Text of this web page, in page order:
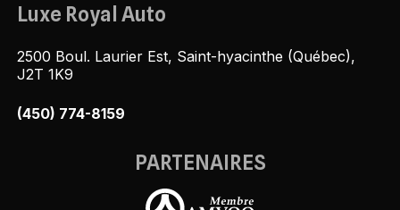
Luxe Royal Auto
2500 Boul. Laurier Est, Saint-hyacinthe (Québec),
J2T 1K9
(450) 774-8159
PARTENAIRES